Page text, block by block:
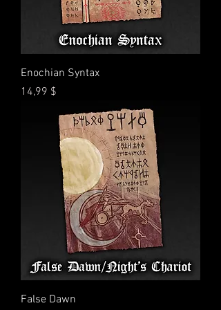
Enochian Syntax
Preis
14,99 $
False Dawn